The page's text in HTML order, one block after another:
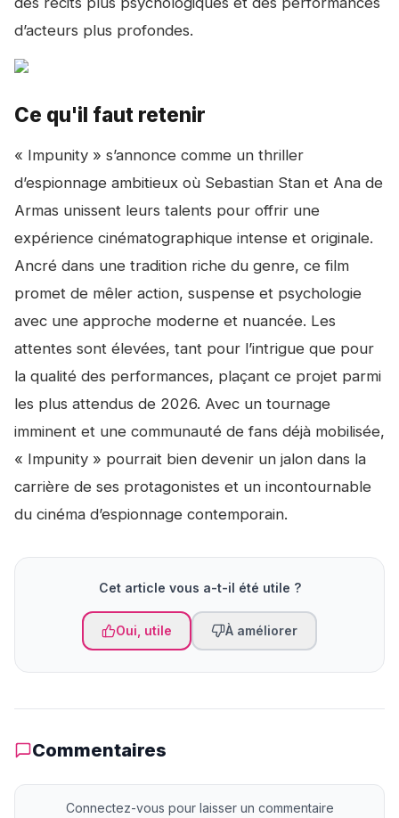
d’acteurs plus profondes.
Ce qu'il faut retenir
« Impunity » s’annonce comme un thriller
d’espionnage ambitieux où Sebastian Stan et Ana de
Armas unissent leurs talents pour offrir une
expérience cinématographique intense et originale.
Ancré dans une tradition riche du genre, ce film
promet de mêler action, suspense et psychologie
avec une approche moderne et nuancée. Les
attentes sont élevées, tant pour l’intrigue que pour
la qualité des performances, plaçant ce projet parmi
les plus attendus de 2026. Avec un tournage
imminent et une communauté de fans déjà mobilisée,
« Impunity » pourrait bien devenir un jalon dans la
carrière de ses protagonistes et un incontournable
du cinéma d’espionnage contemporain.
Cet article vous a-t-il été utile ?
Oui, utile À améliorer
Commentaires
Connectez-vous pour laisser un commentaire